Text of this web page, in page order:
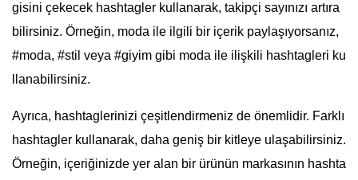
gisini çekecek hashtagler kullanarak, takipçi sayınızı artıra
bilirsiniz. Örneğin, moda ile ilgili bir içerik paylaşıyorsanız,
#moda, #stil veya #giyim gibi moda ile ilişkili hashtagleri ku
llanabilirsiniz.
Ayrıca, hashtaglerinizi çeşitlendirmeniz de önemlidir. Farklı
hashtagler kullanarak, daha geniş bir kitleye ulaşabilirsiniz.
Örneğin, içeriğinizde yer alan bir ürünün markasının hashta